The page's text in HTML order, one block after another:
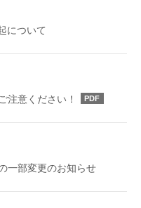
について
注意ください！
PDF
一部変更のお知らせ